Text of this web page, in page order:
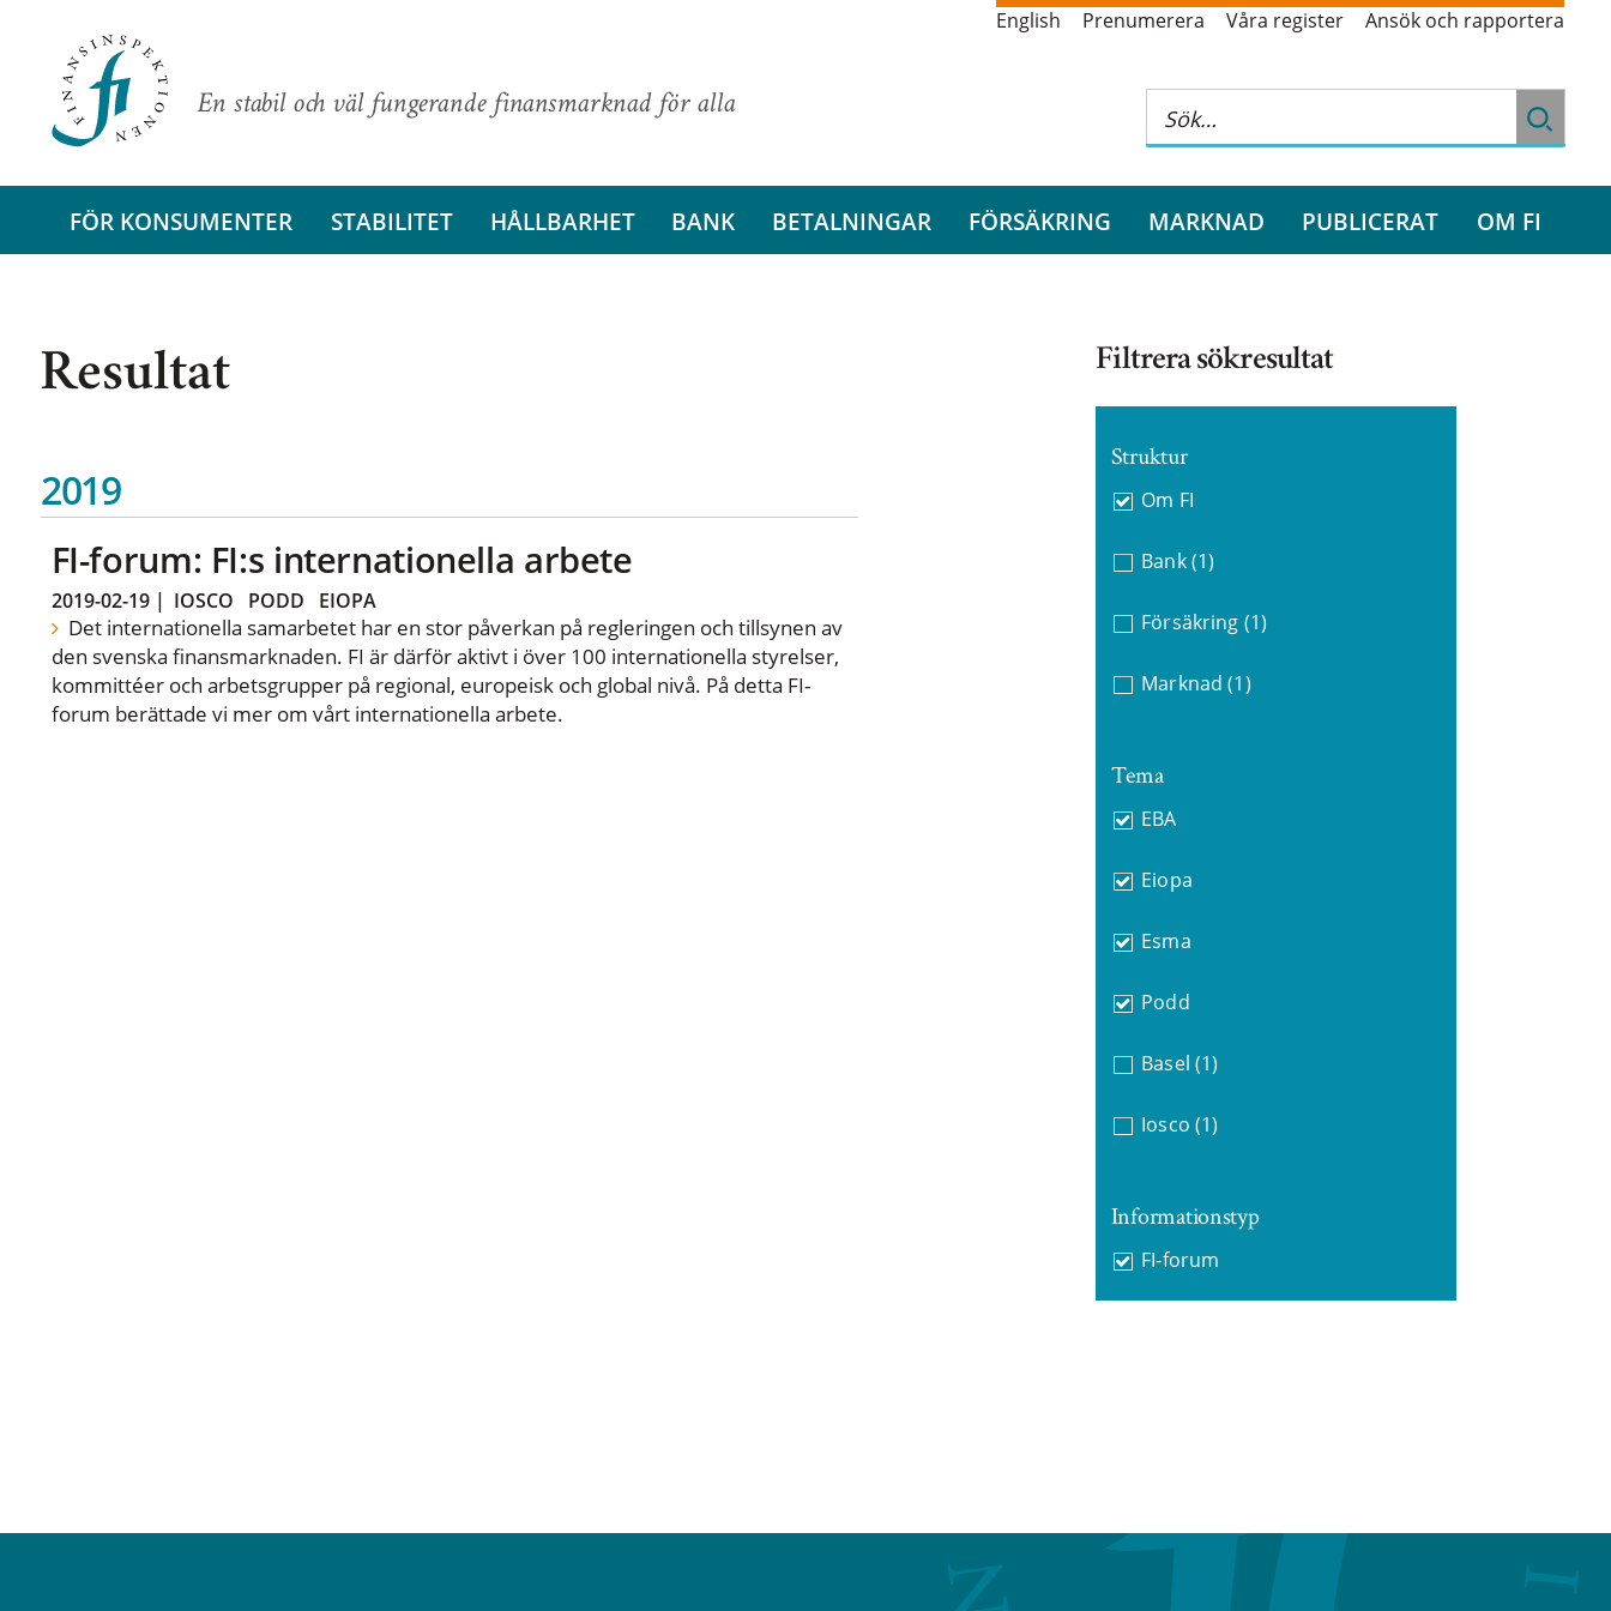
En stabil och väl fungerande finansmarknad för alla
English Prenumerera Våra register Ansök och rapportera
FÖR KONSUMENTER STABILITET HÅLLBARHET BANK BETALNINGAR FÖRSÄKRING MARKNAD PUBLICERAT OM FI
Resultat
2019
FI-forum: FI:s internationella arbete
2019-02-19| IOSCO PODD EIOPA
Det internationella samarbetet har en stor påverkan på regleringen och tillsynen av
den svenska finansmarknaden. FI är därför aktivt i över 100 internationella styrelser,
kommittéer och arbetsgrupper på regional, europeisk och global nivå. På detta FI-
forum berättade vi mer om vårt internationella arbete.
Filtrera sökresultat
Struktur
Om FI
Bank (1)
Försäkring (1)
Marknad (1)
Tema
EBA
Eiopa
Esma
Podd
Basel (1)
Iosco (1)
Informationstyp
FI-forum